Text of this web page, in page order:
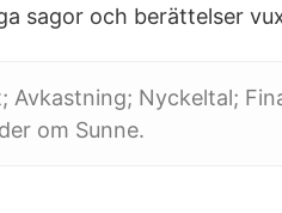
sagor och berättelser
Avkastning; Nyckeltal;
om Sunne.